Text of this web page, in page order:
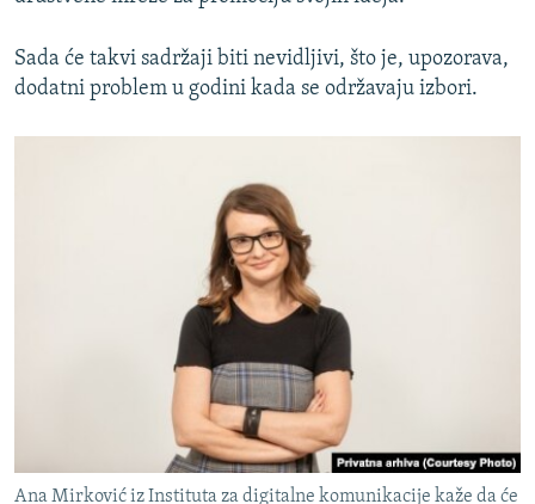
Sada će takvi sadržaji biti nevidljivi, što je, upozorava,
dodatni problem u godini kada se održavaju izbori.
Ana Mirković iz Instituta za digitalne komunikacije kaže da će